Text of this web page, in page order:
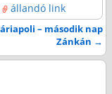
állandó link
– második nap
Zánkán →